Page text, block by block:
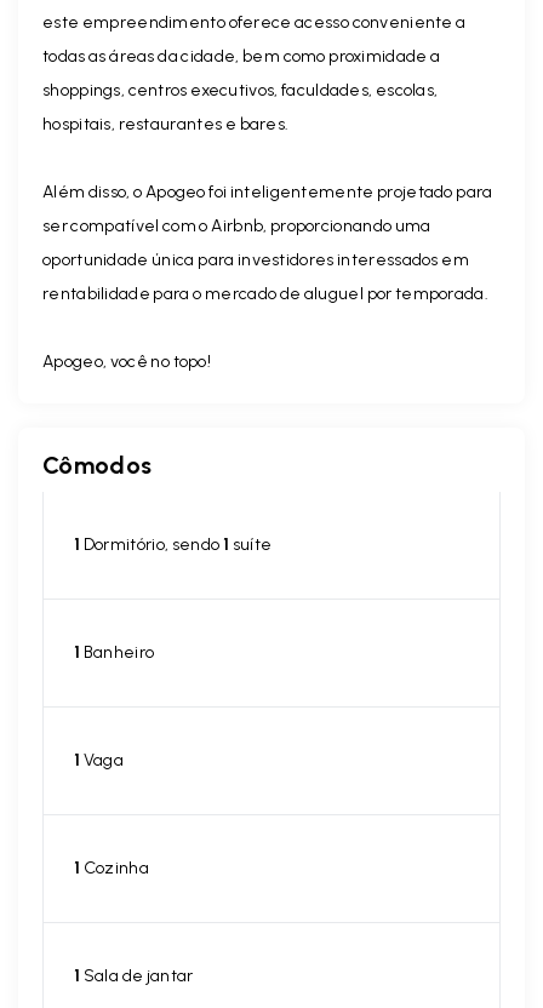
este empreendimento oferece acesso conveniente a
todas as áreas da cidade, bem como proximidade a
shoppings, centros executivos, faculdades, escolas,
hospitais, restaurantes e bares.
Além disso, o Apogeo foi inteligentemente projetado para
ser compatível com o Airbnb, proporcionando uma
oportunidade única para investidores interessados em
rentabilidade para o mercado de aluguel por temporada.
Apogeo, você no topo!
Cômodos
1 Dormitório, sendo1 suíte
1 Banheiro
1 Vaga
1 Cozinha
1 Sala de jantar